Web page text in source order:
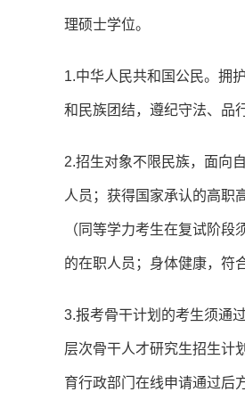
理硕士学位。
1.中华人民共和国公民。拥
和民族团结，遵纪守法、品
2.招生对象不限民族，面向
人员；获得国家承认的高职
（同等学力考生在复试阶
的在职人员；身体健康，符
3.报考骨干计划的考生须通
层次骨干人才研究生招生计
育行政部门在线申请通过后